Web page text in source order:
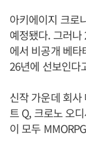
아키에이지 크로
예정됐다. 그러
에서 비공개 베
26년에 선보인다
신작 가운데 회
트 Q, 크로노 오
이 모두